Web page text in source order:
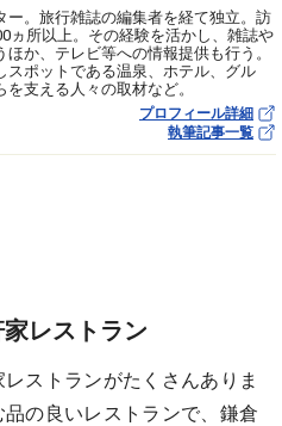
ー。旅行雑誌の編集者を経て独立。訪
ヵ所以上。その経験を活かし、雑誌や
か、テレビ等への情報提供も行う。
スポットである温泉、ホテル、グル
支える人々の取材など。
プロフィール詳細
執筆記事一覧
レストラン
ストランがたくさんありま
の良いレストランで、鎌倉